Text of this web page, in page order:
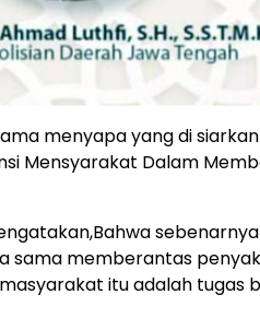
menyapa yang di
Mensyarakat Dalam
sama memberantas
itu adalah tugas